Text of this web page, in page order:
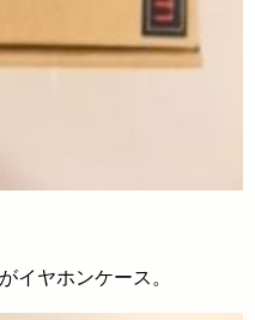
イヤホンケース。